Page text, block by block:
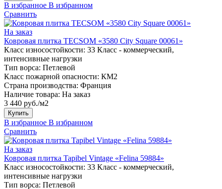
В избранное В избранном
Сравнить
На заказ
Ковровая плитка TECSOM «3580 City Square 00061»
Класс износостойкости: 33 Класс - коммерческий,
интенсивные нагрузки
Тип ворса: Петлевой
Класс пожарной опасности: КМ2
Страна производства: Франция
Наличие товара: На заказ
3 440 руб./м2
Купить
В избранное В избранном
Сравнить
На заказ
Ковровая плитка Tapibel Vintage «Felina 59884»
Класс износостойкости: 33 Класс - коммерческий,
интенсивные нагрузки
Тип ворса: Петлевой